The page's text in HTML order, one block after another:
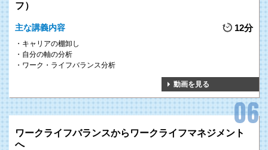
フ）
主な講義内容 12分
キャリアの棚卸し
自分の軸の分析
ワーク・ライフバランス分析
動画を見る
ワークライフバランスからワークライフマネジメント
へ